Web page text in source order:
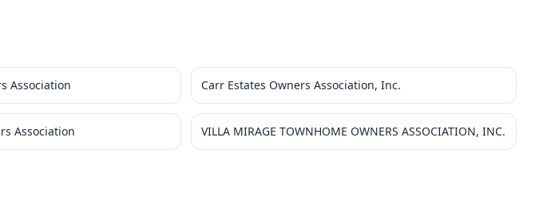
Association Carr Estates Owners Association, Inc.
Association VILLA MIRAGE TOWNHOME OWNERS ASSOCIATION, INC.